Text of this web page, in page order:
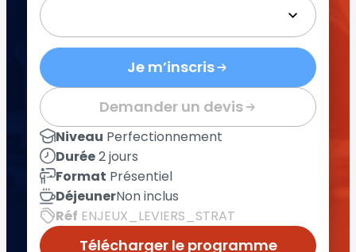
Je m’inscris
Demander un devis
Niveau Perfectionnement
Durée2 jours
Format Présentiel
DéjeunerNon inclus
Réf ENJEUX_LEVIERS_STRAT
Télécharger le programme